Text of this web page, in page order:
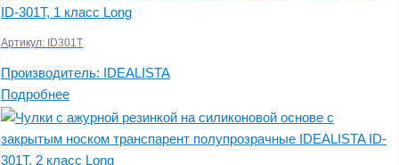
ID-301T, 1 класс Long
Артикул: ID301T
Производитель: IDEALISTA
Подробнее